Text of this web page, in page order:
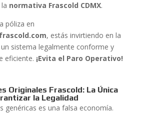
normativa Frascold CDMX.
póliza en
, estás invirtiendo en la
sistema legalmente conforme y
eficiente. ¡Evita el Paro Operativo!
Originales Frascold: La Única
la Legalidad
genéricas es una falsa economía.